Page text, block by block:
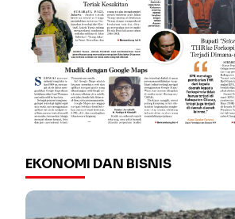
EKONOMI DAN BISNIS